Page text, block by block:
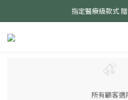
24小時AI智能
指定醫療級款式
24小時AI智能
所有顧客適